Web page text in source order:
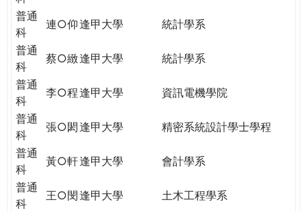
普通
科
連○仰逢甲大學
統計學系
普通
科
蔡○緻逢甲大學
統計學系
普通
科
李○程逢甲大學
資訊電機學院
普通
科
張○閎逢甲大學
精密系統設計學士學程
普通
科
黃○軒逢甲大學
會計學系
普通
科
王○閔逢甲大學
土木工程學系